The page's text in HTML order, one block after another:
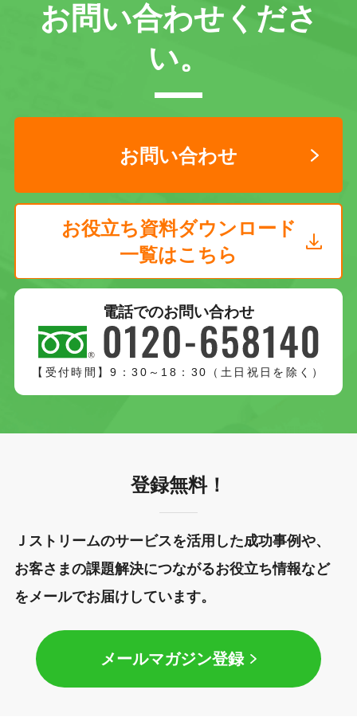
お問い合わせくださ
い。
お問い合わせ
お役立ち資料ダウンロード
一覧はこちら
電話でのお問い合わせ
【受付時間】9：30～18：30（土日祝日を除く）
登録無料！
Ｊストリームのサービスを活用した成功事例や、
お客さまの課題解決につながるお役立ち情報など
をメールでお届けしています。
メールマガジン登録